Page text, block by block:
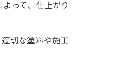
って、仕上がり
切な塗料や施工